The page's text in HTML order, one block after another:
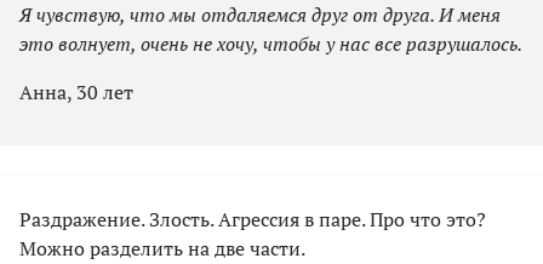
Я чувствую, что мы отдаляемся друг от друга. И меня
это волнует, очень не хочу, чтобы у нас все разрушалось.
Анна, 30 лет
Раздражение. Злость. Агрессия в паре. Про что это?
Можно разделить на две части.